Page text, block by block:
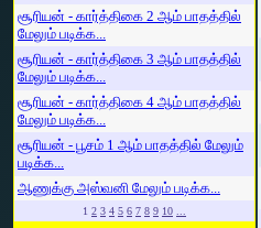
சூரியன் - கார்த்திகை 2 ஆம் பாதத்தில்
மேலும் படிக்க...
சூரியன் - கார்த்திகை 3 ஆம் பாதத்தில்
மேலும் படிக்க...
சூரியன் - கார்த்திகை 4 ஆம் பாதத்தில்
மேலும் படிக்க...
சூரியன் - பூசம் 1 ஆம் பாதத்தில் மேலும்
படிக்க...
ஆணுக்கு அஸ்வனி மேலும் படிக்க...
1 2 3 4 5 6 7 8 9 10 ...